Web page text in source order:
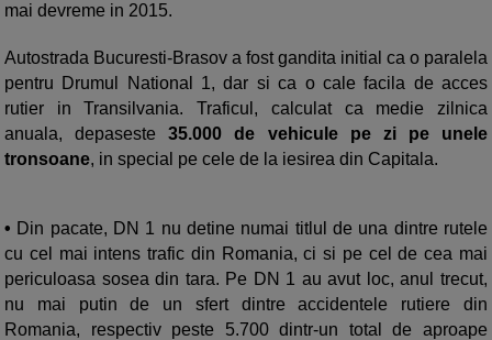
mai devreme in 2015.
Autostrada Bucuresti-Brasov a fost gandita initial ca o paralela
pentru Drumul National 1, dar si ca o cale facila de acces
rutier in Transilvania. Traficul, calculat ca medie zilnica
anuala, depaseste35.000 de vehicule pe zi pe unele
tronsoane, in special pe cele de la iesirea din Capitala.
• Din pacate, DN 1 nu detine numai titlul de una dintre rutele
cu cel mai intens trafic din Romania, ci si pe cel decea mai
periculoasa sosea din tara. Pe DN 1 au avut loc, anul trecut,
nu mai putin de un sfert dintre accidentele rutiere din
Romania, respectiv peste 5.700 dintr-un total de aproape